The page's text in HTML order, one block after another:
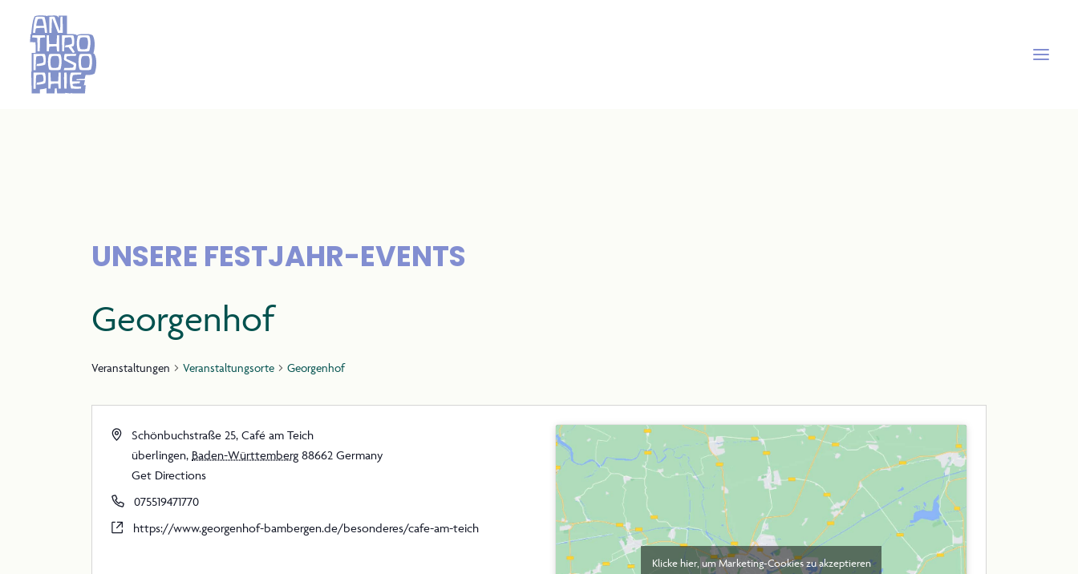
PRAXIS
NEWS
UNSERE FESTJAHR-EVENTS
Georgenhof
Veranstaltungen Veranstaltungsorte Georgenhof
Schönbuchstraße 25, Café am Teich
überlingen, Baden-Württemberg 88662 Germany
Get Directions
075519471770
https://www.georgenhof-bambergen.de/besonderes/cafe-am-teich
Klicke hier, um Marketing-Cookies zu akzeptieren